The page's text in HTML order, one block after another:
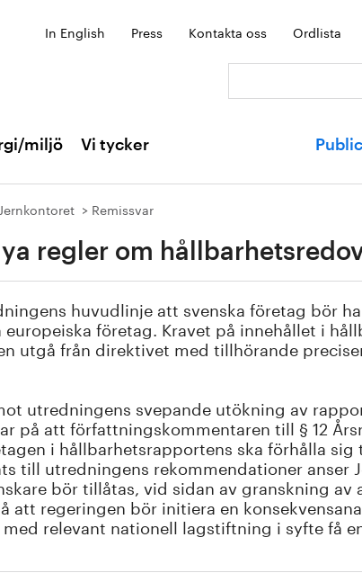
In English Press Kontakta oss Ordlista
miljö Vi tycker
Remissvar
regler om
huvudlinje att svenska företag bör
företag. Kravet på innehållet i
utgå från direktivet med tillhörande
utredningens svepande utökning av
på att författningskommentaren till § 12
i hållbarhetsrapportens ska förhålla sig
till utredningens rekommendationer anser
bör tillåtas, vid sidan av granskning av
att regeringen bör initiera en
relevant nationell lagstiftning i syfte få